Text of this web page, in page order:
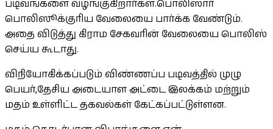
படிவங்களை வழங்குகிறார்கள்.பொலிஸார்
பொலிஸூக்குரிய வேலையை பார்க்க வேண்டும்.
அதை விடுத்து கிராம சேகவரின் வேலையை பொலிஸ்
செய்ய கூடாது.
விநியோகிக்கப்படும் விண்ணப்ப படிவத்தில் முழு
பெயர்,தேசிய அடையாள அட்டை இலக்கம் மற்றும்
மதம் உள்ளிட்ட தகவல்கள் கேட்கப்பட்டுள்ளன.